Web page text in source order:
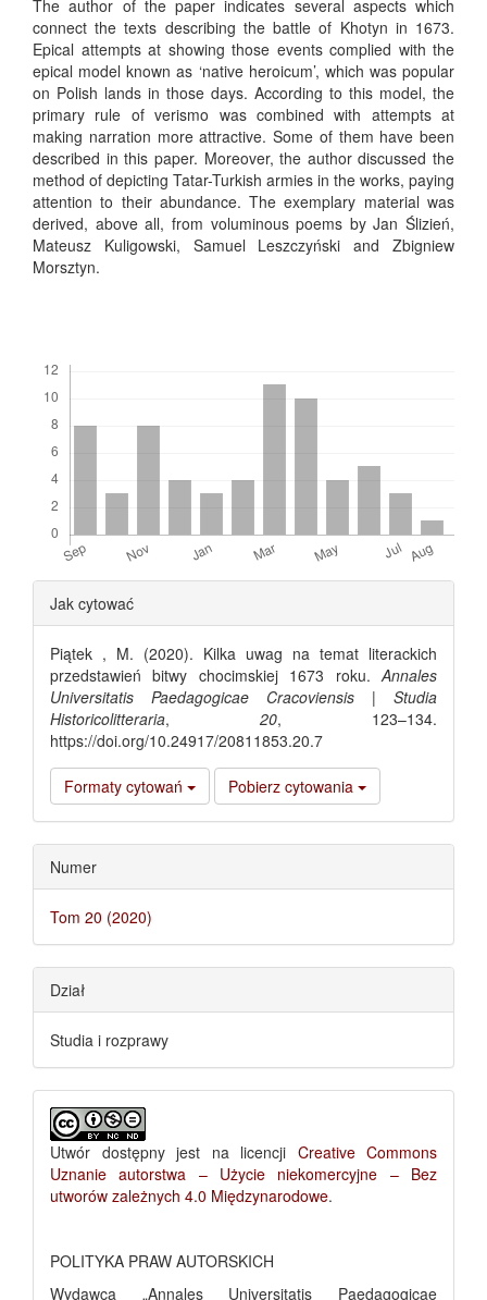
The author of the paper indicates several aspects which
connect the texts describing the battle of Khotyn in 1673.
Epical attempts at showing those events complied with the
epical model known as ‘native heroicum’, which was popular
on Polish lands in those days. According to this model, the
primary rule of verismo was combined with attempts at
making narration more attractive. Some of them have been
described in this paper. Moreover, the author discussed the
method of depicting Tatar-Turkish armies in the works, paying
attention to their abundance. The exemplary material was
derived, above all, from voluminous poems by Jan Ślizień,
Mateusz Kuligowski, Samuel Leszczyński and Zbigniew
Morsztyn.
Article
Details
Jak cytować
Piątek , M. (2020). Kilka uwag na temat literackich
przedstawień bitwy chocimskiej 1673 roku.Annales
Universitatis Paedagogicae Cracoviensis | Studia
Historicolitteraria, 20, 123–134.
https://doi.org/10.24917/20811853.20.7
Formaty cytowań Pobierz cytowania
Numer
Tom 20 (2020)
Dział
Studia i rozprawy
Utwór dostępny jest na licencji Creative Commons
Uznanie autorstwa – Użycie niekomercyjne – Bez
utworów zależnych 4.0 Międzynarodowe.
POLITYKA PRAW AUTORSKICH
Wydawca „Annales Universitatis Paedagogicae